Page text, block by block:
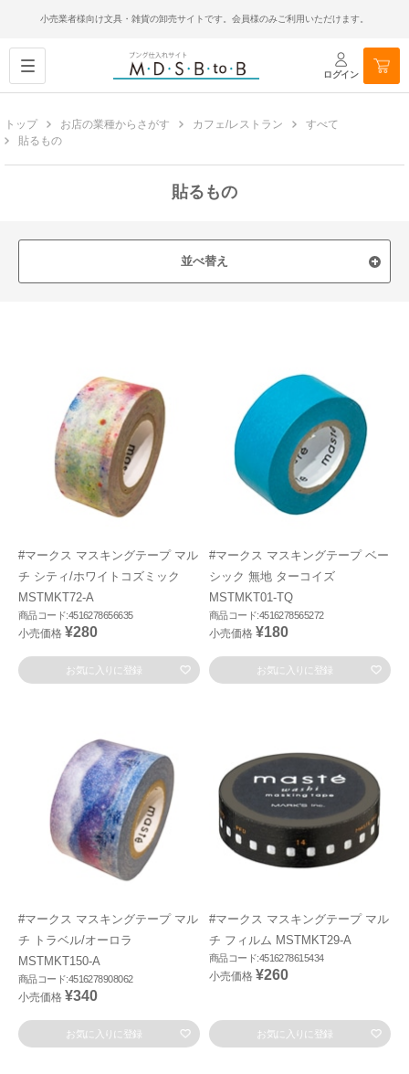
小売業者様向け文具・雑貨の卸売サイトです。会員様のみご利用いただけます。
ログイン
トップ お店の業種からさがす カフェ/レストラン
すべて
貼るもの
貼るもの
並べ替え
#マークス マスキングテープ マル
チ シティ/ホワイトコズミック
MSTMKT72-A
商品コード:4516278656635
小売価格 ¥280
お気に入りに登録
#マークス マスキングテープ ベー
シック 無地 ターコイズ
MSTMKT01-TQ
商品コード:4516278565272
小売価格 ¥180
お気に入りに登録
#マークス マスキングテープ マル
チ トラベル/オーロラ
MSTMKT150-A
商品コード:4516278908062
小売価格 ¥340
お気に入りに登録
#マークス マスキングテープ マル
チ フィルム MSTMKT29-A
商品コード:4516278615434
小売価格 ¥260
お気に入りに登録